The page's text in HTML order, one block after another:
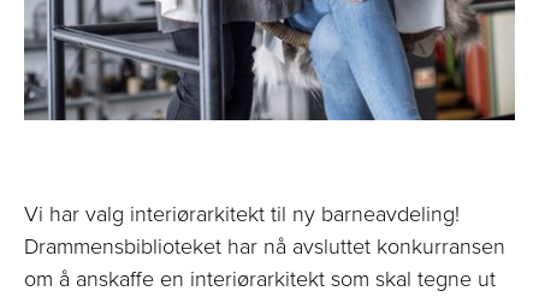
Vi har valg interiørarkitekt til ny barneavdeling!
Drammensbiblioteket har nå avsluttet konkurransen
om å anskaffe en interiørarkitekt som skal tegne ut